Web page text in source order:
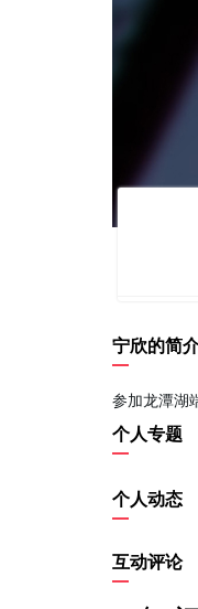
宁欣的简
参加龙潭湖
个人专题
个人动态
互动评论